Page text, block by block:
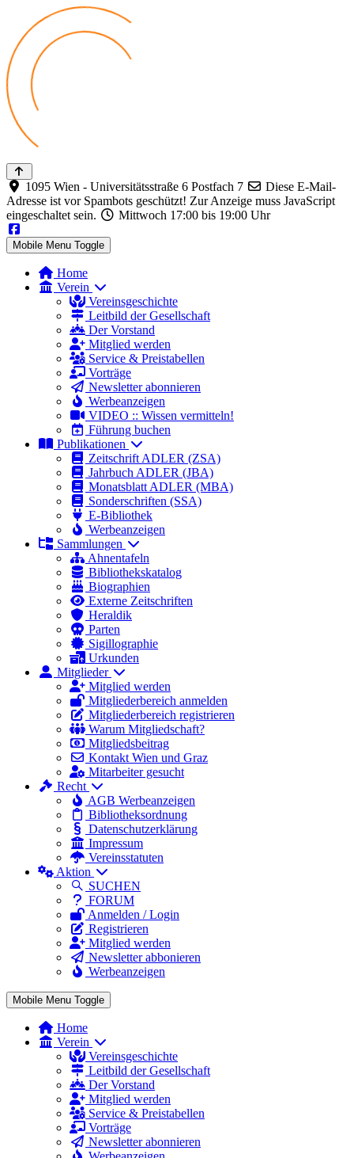
1095 Wien - Universitätsstraße 6 Postfach 7
Diese E-Mail-
Adresse ist vor Spambots geschützt! Zur Anzeige muss JavaScript
eingeschaltet sein.
Mittwoch 17:00 bis 19:00 Uhr
Mobile Menu Toggle
Home
Verein
Vereinsgeschichte
Leitbild der Gesellschaft
Der Vorstand
Mitglied werden
Service & Preistabellen
Vorträge
Newsletter abonnieren
Werbeanzeigen
VIDEO :: Wissen vermitteln!
Führung buchen
Publikationen
Zeitschrift ADLER (ZSA)
Jahrbuch ADLER (JBA)
Monatsblatt ADLER (MBA)
Sonderschriften (SSA)
E-Bibliothek
Werbeanzeigen
Sammlungen
Ahnentafeln
Bibliothekskatalog
Biographien
Externe Zeitschriften
Heraldik
Parten
Sigillographie
Urkunden
Mitglieder
Mitglied werden
Mitgliederbereich anmelden
Mitgliederbereich registrieren
Warum Mitgliedschaft?
Mitgliedsbeitrag
Kontakt Wien und Graz
Mitarbeiter gesucht
Recht
AGB Werbeanzeigen
Bibliotheksordnung
Datenschutzerklärung
Impressum
Vereinsstatuten
Aktion
SUCHEN
FORUM
Anmelden / Login
Registrieren
Mitglied werden
Newsletter abbonieren
Werbeanzeigen
Mobile Menu Toggle
Home
Verein
Vereinsgeschichte
Leitbild der Gesellschaft
Der Vorstand
Mitglied werden
Service & Preistabellen
Vorträge
Newsletter abonnieren